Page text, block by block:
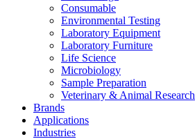
Consumable
Environmental Testing
Laboratory Equipment
Laboratory Furniture
Life Science
Microbiology
Sample Preparation
Veterinary & Animal Research
Brands
Applications
Industries